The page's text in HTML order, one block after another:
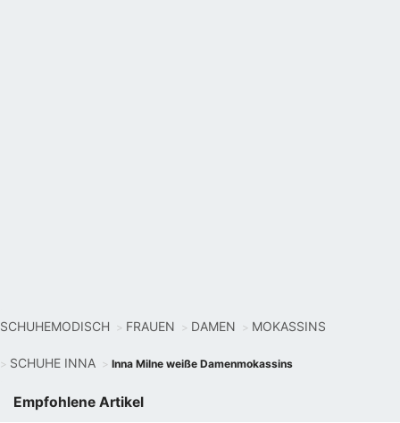
SCHUHEMODISCH FRAUEN DAMEN MOKASSINS
SCHUHE INNA Inna Milne weiße Damenmokassins
Empfohlene Artikel